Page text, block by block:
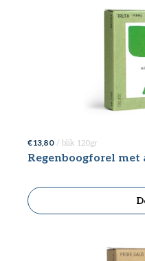
€ 13,80 / blik 120gr
Regenboogforel